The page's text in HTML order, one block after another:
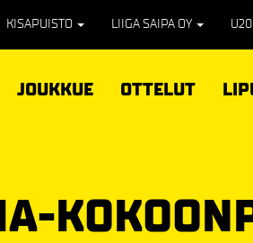
KISAPUISTO LIIGA SAIPA OY
JOUKKUE OTTELUT